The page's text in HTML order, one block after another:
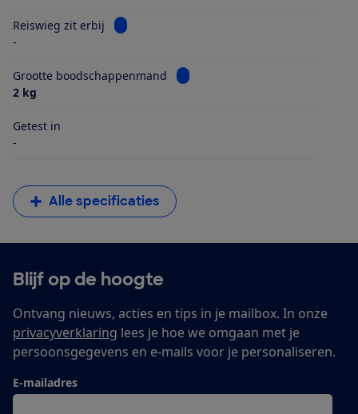
Reiswieg zit erbij
Bekijk informatie voor Reiswieg zit erbij
-
Grootte boodschappenmand
Bekijk informatie voor Grootte
2 kg
Getest in
-
Alle specificaties
Blijf op de hoogte
Ontvang nieuws, acties en tips in je mailbox. In onze
privacyverklaring lees je hoe we omgaan met je
persoonsgegevens en e-mails voor je personaliseren.
E-mailadres